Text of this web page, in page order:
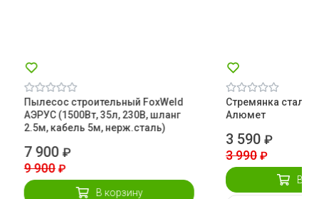
Пылесос строительный FoxWeld
АЭРУС (1500Вт, 35л, 230В, шланг
2.5м, кабель 5м, нерж.сталь)
7 900₽
9 900 ₽
В корзину
Стремянка
Алюмет
3 590 ₽
3 990 ₽
В